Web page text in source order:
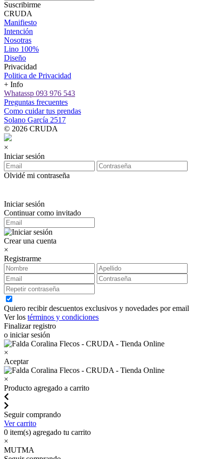
Suscribirme
CRUDA
Manifiesto
Intención
Nosotras
Lino 100%
Diseño
Privacidad
Politica de Privacidad
+ Info
Whatassp 093 976 543
Preguntas frecuentes
Como cuidar tus prendas
Solano García 2517
© 2026 CRUDA
×
Iniciar sesión
Olvidé mi contraseña
Iniciar sesión
Continuar como invitado
Crear una cuenta
×
Registrarme
Quiero recibir descuentos exclusivos y novedades por email
Ver los términos y condiciones
Finalizar registro
o iniciar sesión
×
Aceptar
×
Producto agregado a carrito
Seguir comprando
Ver carrito
0 item(s) agregado tu carrito
×
MUTMA